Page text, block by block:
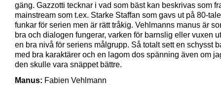
gäng. Gazzotti tecknar i vad som bäst kan beskrivas som
mainstream som t.ex. Starke Staffan som gavs ut på 80-
funkar för serien men är rätt tråkig. Vehlmanns manus är
bra och dialogen fungerar, varken för barnslig eller vuxen
en bra nivå för seriens målgrupp. Så totalt sett en schysst
med bra karaktärer och en lagom dos spänning även om
den skulle vara snäppet bättre.
Manus: Fabien Vehlmann